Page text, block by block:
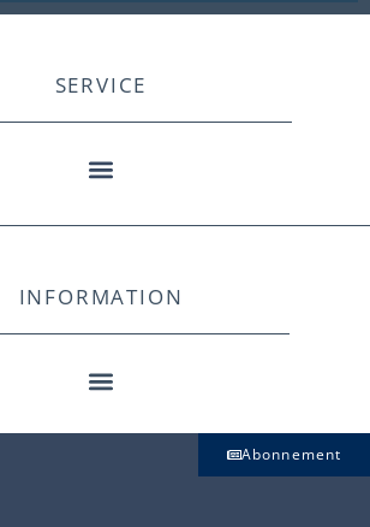
SERVICE
INFORMATION
Abonnement